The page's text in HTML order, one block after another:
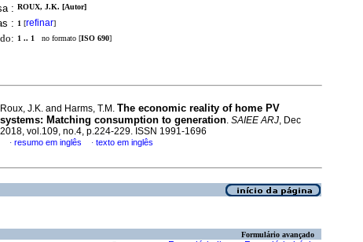
: ROUX, J.K. [Autor]
: 1 [refinar]
1 .. 1 no formato [ISO 690]
Roux, J.K. and Harms, T.M. The economic reality of home PV
systems: Matching consumption to generation. SAIEE ARJ, Dec
2018, vol.109, no.4, p.224-229. ISSN 1991-1696
· resumo em inglês · texto em inglês
Formulário avançado